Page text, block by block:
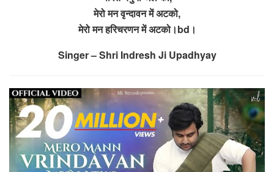
मेरो मन वृन्दावन में अटको,
मेरो मन हरिचरणन में अटको।bd।
Singer – Shri Indresh Ji Upadhyay